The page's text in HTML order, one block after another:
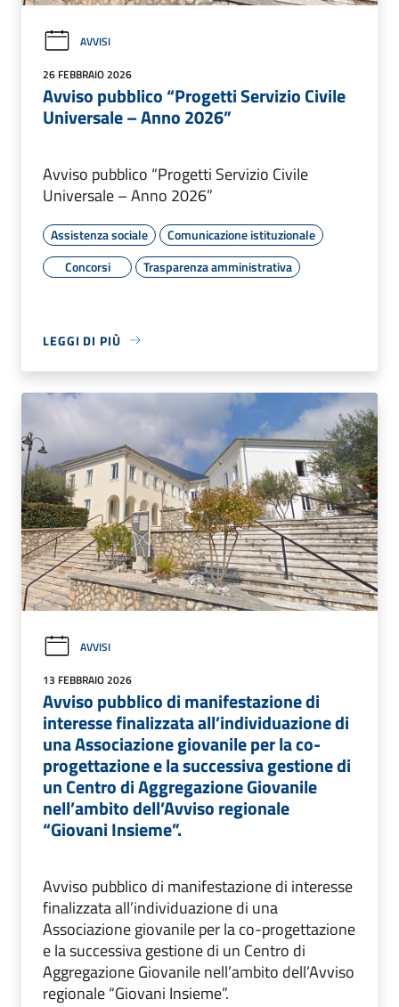
AVVISI
26 FEBBRAIO 2026
Avviso pubblico “Progetti Servizio Civile
Universale – Anno 2026”
Avviso pubblico “Progetti Servizio Civile
Universale – Anno 2026”
Assistenza sociale
Comunicazione istituzionale
Concorsi
Trasparenza amministrativa
LEGGI DI PIÙ
AVVISI
13 FEBBRAIO 2026
Avviso pubblico di manifestazione di
interesse finalizzata all’individuazione di
una Associazione giovanile per la co-
progettazione e la successiva gestione di
un Centro di Aggregazione Giovanile
nell’ambito dell’Avviso regionale
“Giovani Insieme”.
Avviso pubblico di manifestazione di interesse
finalizzata all’individuazione di una
Associazione giovanile per la co-progettazione
e la successiva gestione di un Centro di
Aggregazione Giovanile nell’ambito dell’Avviso
regionale “Giovani Insieme”.